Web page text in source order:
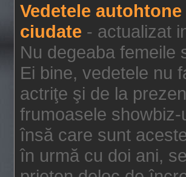
Vedetele
ciudate - actualizat
Nu degeaba femeile
Ei bine, vedetele nu
actriţe şi de la
frumoasele
însă care sunt
în urmă cu doi ani,